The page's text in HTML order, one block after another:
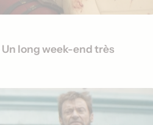
long week-end très